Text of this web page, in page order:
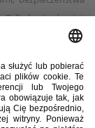
Odbyło się również
bezpieczne
zintegrować
na przyszły